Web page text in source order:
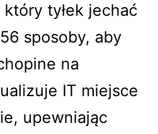
tyłek jechać
sposoby, aby
na
IT miejsce
upewniając